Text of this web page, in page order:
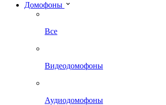
Домофоны
Все
Видеодомофоны
Аудиодомофоны